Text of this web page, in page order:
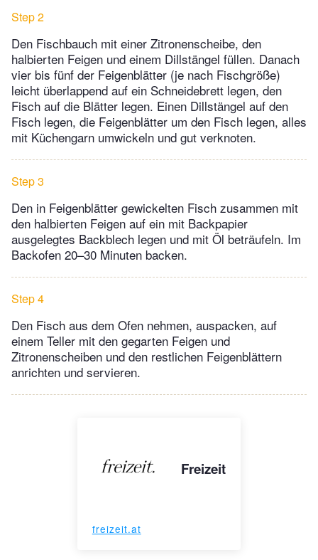
Step 2
Den Fischbauch mit einer Zitronenscheibe, den
halbierten Feigen und einem Dillstängel füllen. Danach
vier bis fünf der Feigenblätter (je nach Fischgröße)
leicht überlappend auf ein Schneidebrett legen, den
Fisch auf die Blätter legen. Einen Dillstängel auf den
Fisch legen, die Feigenblätter um den Fisch legen, alles
mit Küchengarn umwickeln und gut verknoten.
Step 3
Den in Feigenblätter gewickelten Fisch zusammen mit
den halbierten Feigen auf ein mit Backpapier
ausgelegtes Backblech legen und mit Öl beträufeln. Im
Backofen 20–30 Minuten backen.
Step 4
Den Fisch aus dem Ofen nehmen, auspacken, auf
einem Teller mit den gegarten Feigen und
Zitronenscheiben und den restlichen Feigenblättern
anrichten und servieren.
Freizeit
freizeit.at